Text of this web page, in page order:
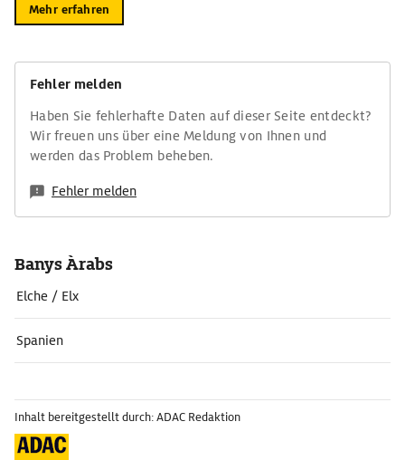
Mehr erfahren
Fehler melden
Haben Sie fehlerhafte Daten auf dieser Seite entdeckt?
Wir freuen uns über eine Meldung von Ihnen und
werden das Problem beheben.
Fehler melden
Banys Àrabs
Elche / Elx
Spanien
Inhalt bereitgestellt durch: ADAC Redaktion